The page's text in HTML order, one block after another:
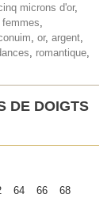
microns d'or,
femmes,
, or, argent,
, romantique,
DE DOIGTS
64 66
68